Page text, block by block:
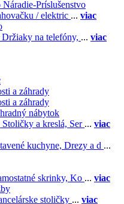
Náradie-Príslušenstvo
/ elektric ... viac
Držiaky na telefóny, ... viac
a záhrady
a záhrady
nábytok
Stoličky a kreslá, Ser ... viac
kuchyne, Drezy a d ...
skrinky, Ko ... viac
stoličky ... viac